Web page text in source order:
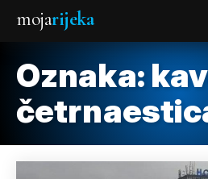
mojarijeka
Oznaka: